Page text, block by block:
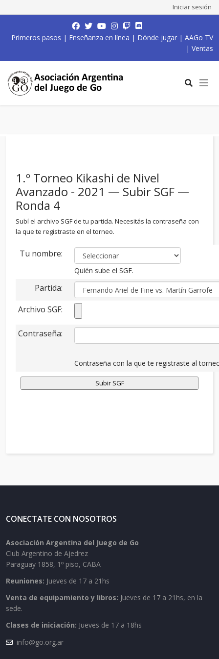
Iniciar sesión
Primeros pasos | Enseñanza en línea | Dónde jugar | AAGo TV
| Ventas
1.º Torneo Kikashi de Nivel
Avanzado - 2021 — Subir SGF —
Ronda 4
Subí el archivo SGF de tu partida. Necesitás la contraseña con
la que te registraste en el torneo.
Tu nombre:
Quién sube el SGF.
Partida:
Archivo SGF:
Contraseña:
Contraseña con la que te registraste al
CONECTATE CON NOSOTROS
Asociación Argentina del Juego de Go
Club Argentino de Ajedrez
Paraguay 1858, 1º piso, CABA
Reuniones: Jueves de 17 a 21hs
Venta de equipamiento y libros: Jueves de 17 a 21hs, en la
sede.
Clases de iniciación: Jueves de 17 a 18hs
info@go.org.ar